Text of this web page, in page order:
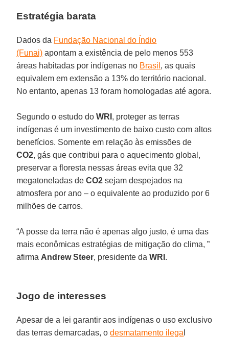
Estratégia barata
Dados da Fundação Nacional do Índio
(Funai) apontam a existência de pelo menos 553
áreas habitadas por indígenas no Brasil , as quais
equivalem em extensão a 13% do território nacional.
No entanto, apenas 13 foram homologadas até agora.
Segundo o estudo doWRI , proteger as terras
indígenas é um investimento de baixo custo com altos
benefícios. Somente em relação às emissões de
CO2, gás que contribui para o aquecimento global,
preservar a floresta nessas áreas evita que 32
megatoneladas deCO2 sejam despejados na
atmosfera por ano – o equivalente ao produzido por 6
milhões de carros.
“A posse da terra não é apenas algo justo, é uma das
mais econômicas estratégias de mitigação do clima, ”
afirma Andrew Steer, presidente daWRI .
Jogo de interesses
Apesar de a lei garantir aos indígenas o uso exclusivo
das terras demarcadas, odesmatamento ilega